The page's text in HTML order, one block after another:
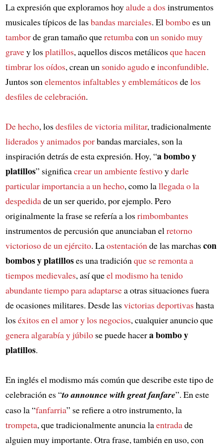
La expresión que exploramos hoyalude a dosinstrumentos
musicales típicos de lasbandas marciales. El bomboes un
tamborde gran tamaño queretumbacon un sonido muy
gravey losplatillos, aquellos discos metálicosque hacen
timbrar los oídos, crean un sonido agudoeinconfundible.
Juntos son elementos infaltables y emblemáticosdelos
desfiles de celebración.
De hecho, losdesfiles de victoria militar, tradicionalmente
liderados y animados porbandas marciales, son la
inspiración detrás de esta expresión. Hoy, “a bombo y
platillos” significacrear un ambiente festivoydarle
particular importancia a un hecho, como lallegada o la
despedidade un ser querido, por ejemplo. Pero
originalmente la frase se refería a losrimbombantes
instrumentos de percusión que anunciaban el retorno
victorioso de un ejército. Laostentación de las marchascon
bombos y platilloses una tradición que se remonta a
tiempos medievales, así queel modismo ha tenido
abundante tiempo para adaptarsea otras situaciones fuera
de ocasiones militares. Desde lasvictorias deportivashasta
loséxitos en el amor y los negocios, cualquier anuncio que
genera algarabía y júbilose puede hacera bombo y
platillos.
En inglés el modismo más común que describe este tipo de
celebración es “to announce with great fanfare”. En este
caso la “fanfarria” se refiere a otro instrumento, la
trompeta, que tradicionalmente anuncia laentradade
alguien muy importante. Otra frase, también en uso, con